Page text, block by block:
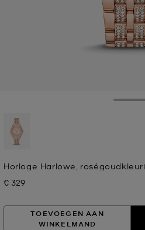
Horloge Harlowe,
Nu
€ 329
TOEVOEGEN AAN
WINKELMAND